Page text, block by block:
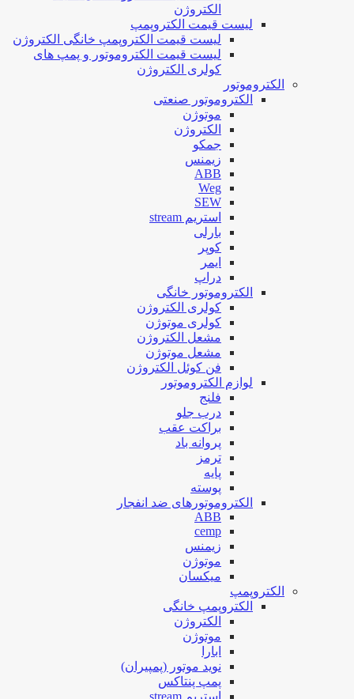
الکتروژن
لیست قیمت الکتروپمپ
لیست قیمت الکتروپمپ خانگی الکتروژن
لیست قیمت الکتروموتور و پمپ های
کولری الکتروژن
الکتروموتور
الکتروموتور صنعتی
موتوژن
الکتروژن
جمکو
زیمنس
ABB
Weg
SEW
استریم stream
بارلی
کوپر
ایمر
دراپ
الکتروموتور خانگی
کولری الکتروژن
کولری موتوژن
مشعل الکتروژن
مشعل موتوژن
فن کوئل الکتروژن
لوازم الکتروموتور
فلنج
درب جلو
براکت عقب
پروانه باد
ترمز
پایه
پوسته
الکتروموتورهای ضد انفجار
ABB
cemp
زیمنس
موتوژن
میکسان
الکتروپمپ
الکتروپمپ خانگی
الکتروژن
موتوژن
ابارا
نوید موتور (پمپیران)
پمپ پنتاکس
استریم stream